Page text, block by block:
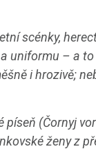
scénky,
uniformu – a
i hrozivě;
(Čornyj
ženy z